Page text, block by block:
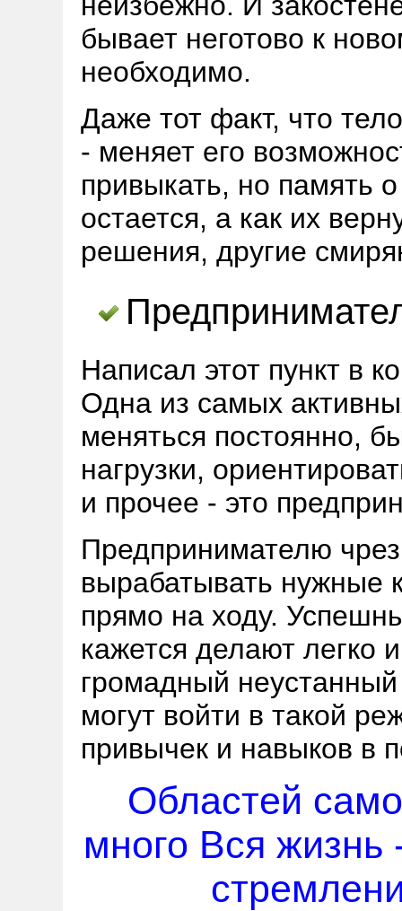
бывает неготово к
необходимо.
Даже тот факт, что
- меняет его
привыкать, но память
остается, а как их
решения, другие
Написал этот пункт в
Одна из самых
меняться постоянно,
нагрузки,
и прочее - это
Предпринимателю
вырабатывать нужные
прямо на ходу.
кажется делают легко
громадный
могут войти в такой
привычек и навыков в
Областей
много Вся жизнь